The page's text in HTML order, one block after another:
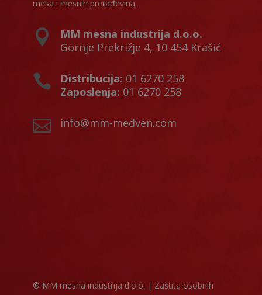
mesa i mesnih prerađevina.

MM mesna industrija d.o.o.
Gornje Prekrižje 4, 10 454 Krašić
 Distribucija: 01 6270 258
Zaposlenja: 01 6270 258
 info@mm-medven.com
© MM mesna industrija d.o.o. | Zaštita osobnih